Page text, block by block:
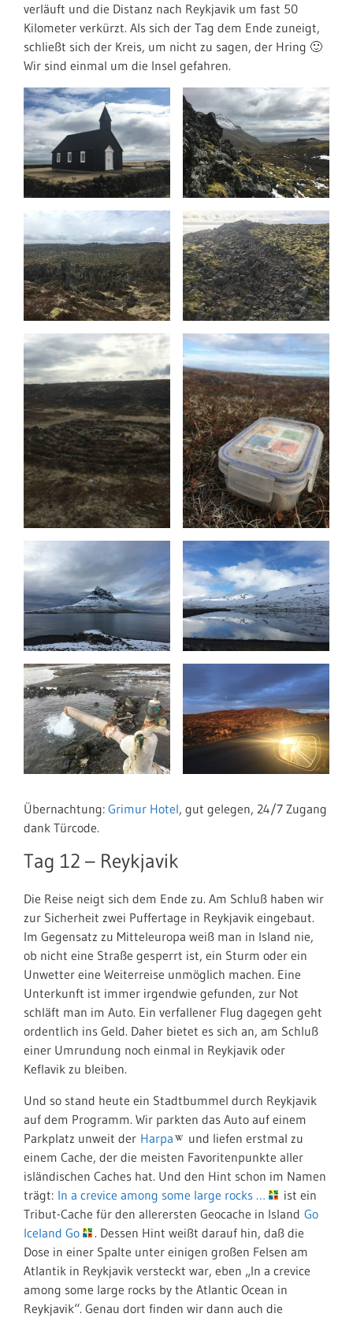
verläuft und die Distanz nach Reykjavik um fast 50
Kilometer verkürzt. Als sich der Tag dem Ende zuneigt,
schließt sich der Kreis, um nicht zu sagen, der Hring 🙂
Wir sind einmal um die Insel gefahren.
Übernachtung: Grimur Hotel, gut gelegen, 24/7 Zugang
dank Türcode.
Tag 12 – Reykjavik
Die Reise neigt sich dem Ende zu. Am Schluß haben wir
zur Sicherheit zwei Puffertage in Reykjavik eingebaut.
Im Gegensatz zu Mitteleuropa weiß man in Island nie,
ob nicht eine Straße gesperrt ist, ein Sturm oder ein
Unwetter eine Weiterreise unmöglich machen. Eine
Unterkunft ist immer irgendwie gefunden, zur Not
schläft man im Auto. Ein verfallener Flug dagegen geht
ordentlich ins Geld. Daher bietet es sich an, am Schluß
einer Umrundung noch einmal in Reykjavik oder
Keflavik zu bleiben.
Und so stand heute ein Stadtbummel durch Reykjavik
auf dem Programm. Wir parkten das Auto auf einem
Parkplatz unweit der Harpa
und liefen erstmal zu
einem Cache, der die meisten Favoritenpunkte aller
isländischen Caches hat. Und den Hint schon im Namen
trägt: In a crevice among some large rocks …
ist ein
Tribut-Cache für den allerersten Geocache in Island Go
Iceland Go
. Dessen Hint weißt darauf hin, daß die
Dose in einer Spalte unter einigen großen Felsen am
Atlantik in Reykjavik versteckt war, eben „In a crevice
among some large rocks by the Atlantic Ocean in
Reykjavik“. Genau dort finden wir dann auch die